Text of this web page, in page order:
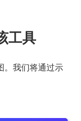
工具
。我们将通过示